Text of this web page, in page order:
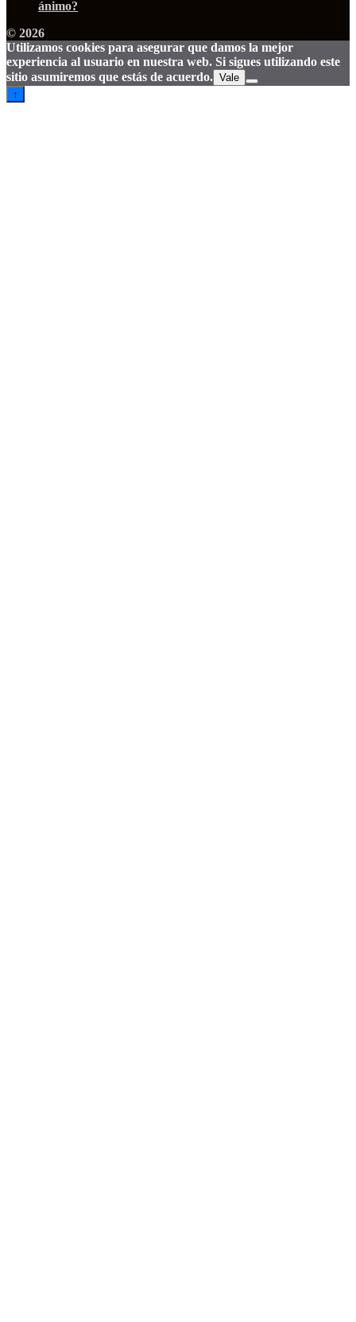
ánimo?
© 2026
Utilizamos cookies para asegurar que damos la mejor
experiencia al usuario en nuestra web. Si sigues utilizando este
sitio asumiremos que estás de acuerdo. Vale
↑